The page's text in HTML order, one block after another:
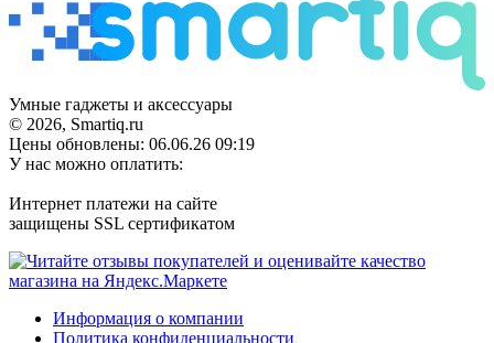
Умные гаджеты и аксессуары
© 2026, Smartiq.ru
Цены обновлены: 06.06.26 09:19
У нас можно оплатить:
Интернет платежи на сайте
защищены SSL сертификатом
Информация о компании
Политика конфиденциальности